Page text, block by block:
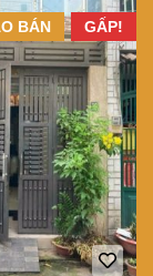
GẤP!
BÁN